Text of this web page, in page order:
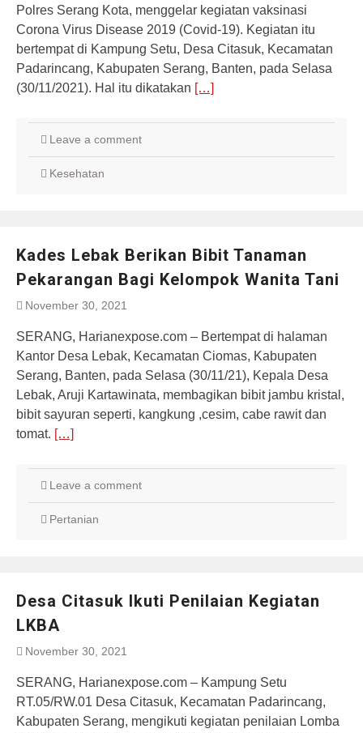
Polres Serang Kota, menggelar kegiatan vaksinasi
Corona Virus Disease 2019 (Covid-19). Kegiatan itu
bertempat di Kampung Setu, Desa Citasuk, Kecamatan
Padarincang, Kabupaten Serang, Banten, pada Selasa
(30/11/2021). Hal itu dikatakan […]
Leave a comment
Kesehatan
Kades Lebak Berikan Bibit Tanaman
Pekarangan Bagi Kelompok Wanita Tani
November 30, 2021
SERANG, Harianexpose.com – Bertempat di halaman
Kantor Desa Lebak, Kecamatan Ciomas, Kabupaten
Serang, Banten, pada Selasa (30/11/21), Kepala Desa
Lebak, Aruji Kartawinata, membagikan bibit jambu kristal,
bibit sayuran seperti, kangkung ,cesim, cabe rawit dan
tomat. […]
Leave a comment
Pertanian
Desa Citasuk Ikuti Penilaian Kegiatan
LKBA
November 30, 2021
SERANG, Harianexpose.com – Kampung Setu
RT.05/RW.01 Desa Citasuk, Kecamatan Padarincang,
Kabupaten Serang, mengikuti kegiatan penilaian Lomba